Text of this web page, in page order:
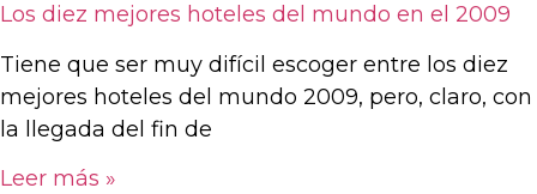
Los diez mejores hoteles del mundo en el 2009
Tiene que ser muy difícil escoger entre los diez
mejores hoteles del mundo 2009, pero, claro, con
la llegada del fin de
Leer más »